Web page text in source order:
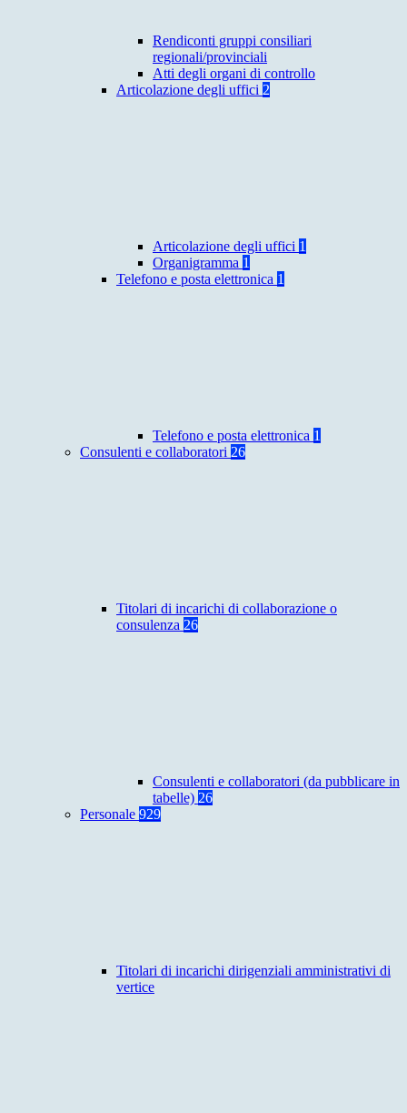
Rendiconti gruppi consiliari
regionali/provinciali
Atti degli organi di controllo
Articolazione degli uffici 2
Articolazione degli uffici 1
Organigramma 1
Telefono e posta elettronica 1
Telefono e posta elettronica 1
Consulenti e collaboratori 26
Titolari di incarichi di collaborazione o
consulenza 26
Consulenti e collaboratori (da pubblicare in
tabelle) 26
Personale 929
Titolari di incarichi dirigenziali amministrativi di
vertice